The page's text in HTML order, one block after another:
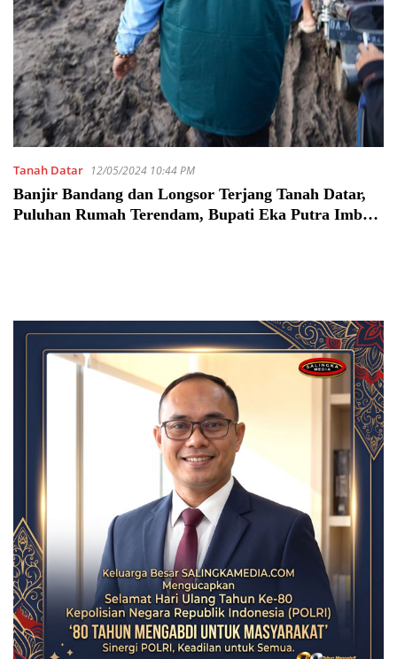
Tanah Datar 12/05/2024 10:44 PM
Banjir Bandang dan Longsor Terjang Tanah Datar,
Puluhan Rumah Terendam, Bupati Eka Putra Imbau